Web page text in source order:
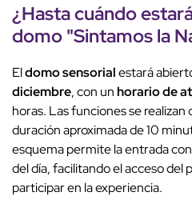
¿Hasta cuándo
domo "Sintamos la
Eldomo sensorialestará
diciembre, con unhorario de
horas. Las funciones se
duración aproximada de 10
esquema permite la entrada
del día, facilitando el acceso del
participar en la experiencia.